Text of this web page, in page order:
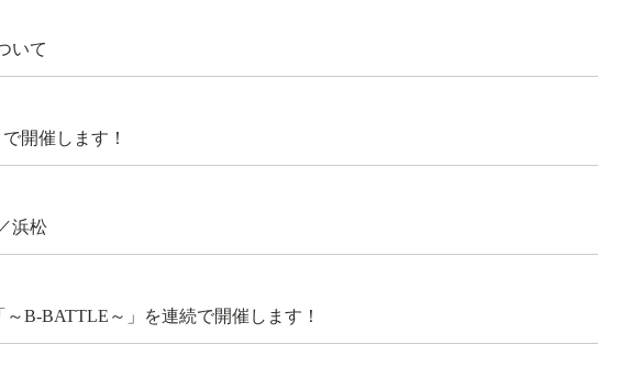
いて
開催します！
浜松
B-BATTLE～」を連続で開催します！